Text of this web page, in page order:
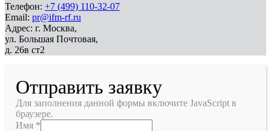
Телефон: +7 (499) 110-32-07
Email: pr@ifm-rf.ru
Адрес: г. Москва,
ул. Большая Почтовая,
д. 26в ст2
Отправить заявку
Для заполнения данной формы включите JavaScript в
браузере.
Имя *